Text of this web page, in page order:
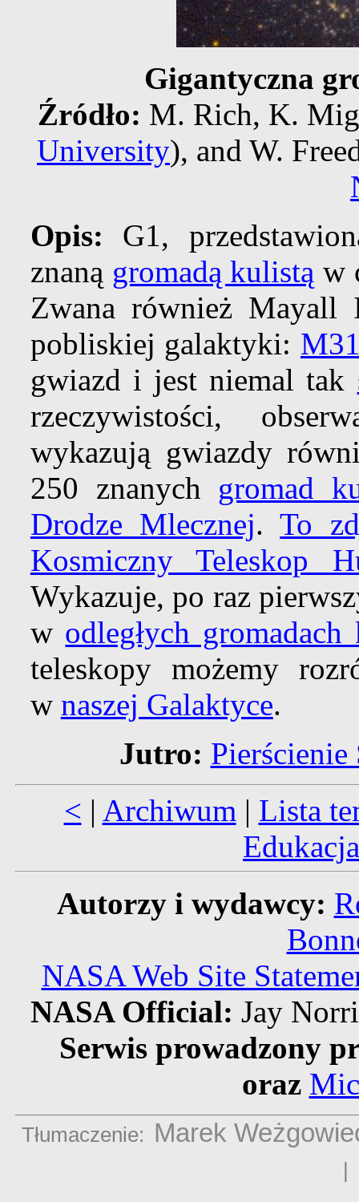
Gigantyczna
Źródło: M. Rich, K.
University), and W.
Opis: G1,
znaną gromadą kulistą w
Zwana również Mayall
pobliskiej galaktyki:
gwiazd i jest niemal tak
rzeczywistości,
wykazują gwiazdy
250 znanych gromad
Drodze Mlecznej.To
Kosmiczny Teleskop
Wykazuje, po raz
w odległych
teleskopy możemy
w naszej Galaktyce.
Jutro:
< | Archiwum | Lista
Edukacja
Autorzy i wydawcy:
NASA Web Site
NASA Official: Jay
Serwis prowadzony
oraz
Tłumaczenie: Marek
|